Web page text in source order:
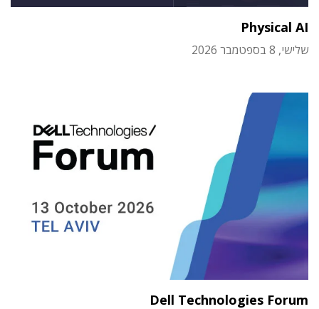
Physical AI
שלישי, 8 בספטמבר 2026
Dell Technologies Forum